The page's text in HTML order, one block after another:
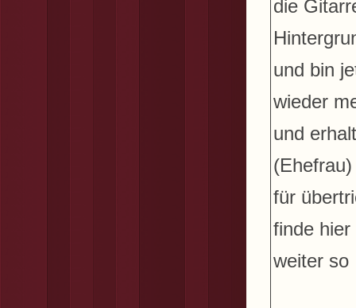
die
und bin
wieder
und
für
finde
weiter so